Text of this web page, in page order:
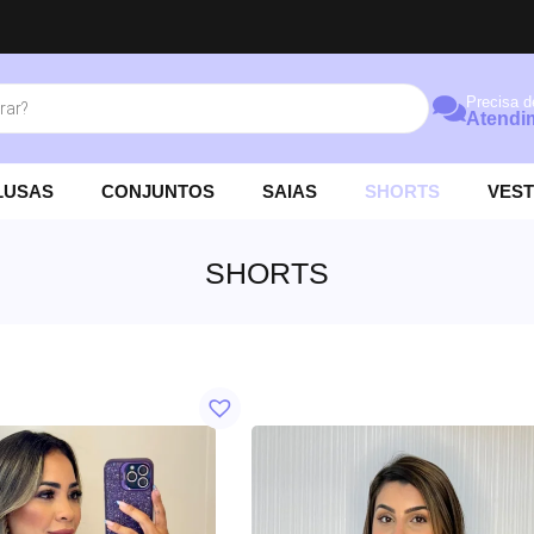
Precisa
CONJUNTOS SAIAS SHORTS
SHORTS